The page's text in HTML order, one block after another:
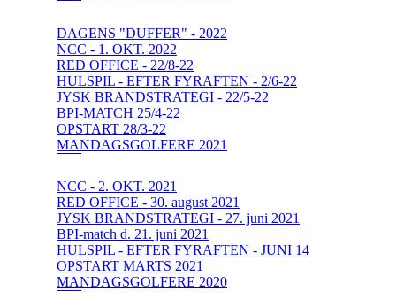
DAGENS "DUFFER" - 2022
NCC - 1. OKT. 2022
RED OFFICE - 22/8-22
HULSPIL - EFTER FYRAFTEN - 2/6-22
JYSK BRANDSTRATEGI - 22/5-22
BPI-MATCH 25/4-22
OPSTART 28/3-22
MANDAGSGOLFERE 2021
NCC - 2. OKT. 2021
RED OFFICE - 30. august 2021
JYSK BRANDSTRATEGI - 27. juni 2021
BPI-match d. 21. juni 2021
HULSPIL - EFTER FYRAFTEN - JUNI 14
OPSTART MARTS 2021
MANDAGSGOLFERE 2020